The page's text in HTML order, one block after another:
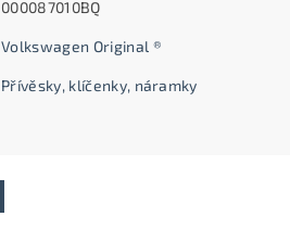
000087010BQ
Volkswagen Original ®
Přívěsky, klíčenky, náramky